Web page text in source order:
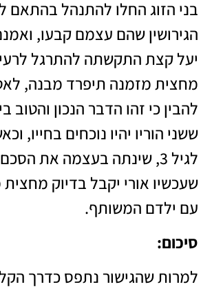
בני הזוג החלו להתנהל בהתאם
הגירושין שהם עצמם קבעו,
יעל קצת התקשתה להתרגל
מחצית מזמנה תיפרד מבנה,
להבין כי זהו הדבר הנכון והטוב
ששני הוריו יהיו נוכחים בחייו,
לגיל 3, שינתה בעצמה את
שעכשיו אורי יקבל בדיוק
עם ילדם המשותף.
סיכום:
למרות שהגישור נתפס כדרך